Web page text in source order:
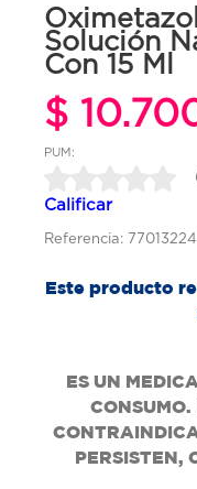
Solución
Con 15 Ml
$
PUM:
Calificar
Referencia: 77013224
Este producto
ES UN
PERSISTEN,